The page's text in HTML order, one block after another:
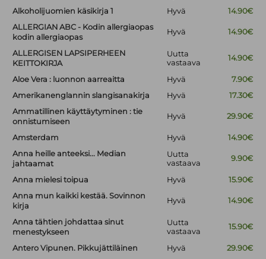
Alkoholijuomien käsikirja 1
Hyvä
14.90€
ALLERGIAN ABC - Kodin allergiaopas
kodin allergiaopas
Hyvä 14.90€
ALLERGISEN LAPSIPERHEEN
KEITTOKIRJA
Uutta
vastaava
14.90€
Aloe Vera : luonnon aarreaitta Hyvä
7.90€
Amerikanenglannin slangisanakirja
Hyvä
17.30€
Ammatillinen käyttäytyminen : tie
onnistumiseen
Hyvä 29.90€
Amsterdam Hyvä
14.90€
Anna heille anteeksi... Median
jahtaamat
Uutta
vastaava
9.90€
Anna mielesi toipua Hyvä
15.90€
Anna mun kaikki kestää. Sovinnon
kirja
Hyvä 14.90€
Anna tähtien johdattaa sinut
menestykseen
Uutta
vastaava
15.90€
Antero Vipunen. Pikkujättiläinen Hyvä
29.90€